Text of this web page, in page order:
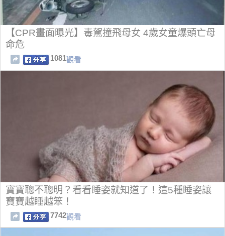
【CPR畫面曝光】毒駕撞飛母女 4歲女童爆頭亡母
命危
1081觀看
寶寶聰不聰明？看看睡姿就知道了！這5種睡姿讓
寶寶越睡越笨！
7742觀看